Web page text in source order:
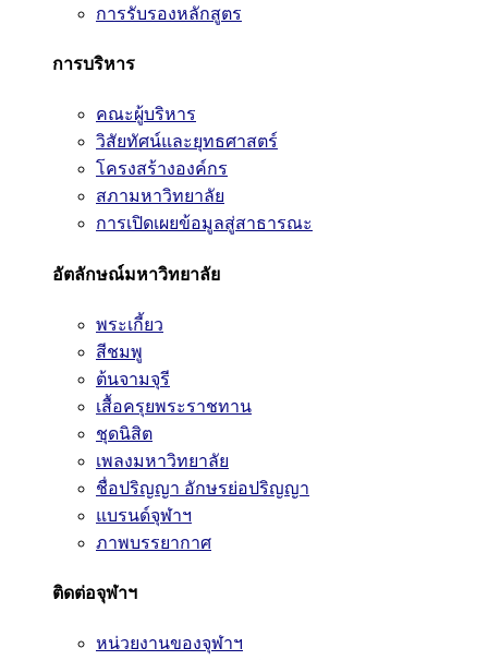
การรับรองหลักสูตร
การบริหาร
คณะผู้บริหาร
วิสัยทัศน์และยุทธศาสตร์
โครงสร้างองค์กร
สภามหาวิทยาลัย
การเปิดเผยข้อมูลสู่สาธารณะ
อัตลักษณ์มหาวิทยาลัย
พระเกี้ยว
สีชมพู
ต้นจามจุรี
เสื้อครุยพระราชทาน
ชุดนิสิต
เพลงมหาวิทยาลัย
ชื่อปริญญา อักษรย่อปริญญา
แบรนด์จุฬาฯ
ภาพบรรยากาศ
ติดต่อจุฬาฯ
หน่วยงานของจุฬาฯ